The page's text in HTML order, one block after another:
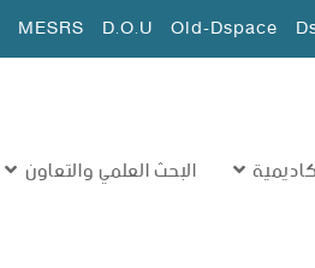
Old-Dspace
D.O.U
MESRS
البحث العلمي والتعاون